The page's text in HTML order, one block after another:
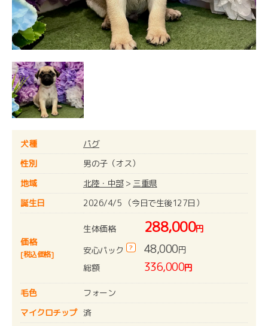
犬種
パグ
性別
男の子（オス）
地域
北陸・中部> 三重県
誕生日
2026/4/5 （今日で生後127日）
価格
[税込価格]
生体価格 288,000円
安心パック
? 48,000円
総額
336,000円
毛色
フォーン
マイクロチップ 済